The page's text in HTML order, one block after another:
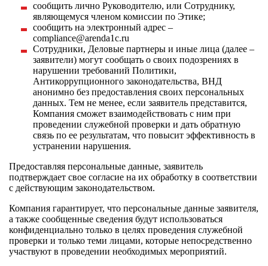
сообщить лично Руководителю, или Сотруднику,
являющемуся членом комиссии по Этике;
сообщить на электронный адрес –
compliance@arenda1c.ru
Сотрудники, Деловые партнеры и иные лица (далее –
заявители) могут сообщать о своих подозрениях в
нарушении требований Политики,
Антикоррупционного законодательства, ВНД
анонимно без предоставления своих персональных
данных. Тем не менее, если заявитель представится,
Компания сможет взаимодействовать с ним при
проведении служебной проверки и дать обратную
связь по ее результатам, что повысит эффективность в
устранении нарушения.
Предоставляя персональные данные, заявитель
подтверждает свое согласие на их обработку в соответствии
с действующим законодательством.
Компания гарантирует, что персональные данные заявителя,
а также сообщенные сведения будут использоваться
конфиденциально только в целях проведения служебной
проверки и только теми лицами, которые непосредственно
участвуют в проведении необходимых мероприятий.